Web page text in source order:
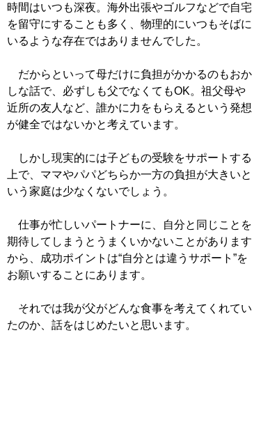
時間はいつも深夜。海外出張やゴルフなどで自宅
を留守にすることも多く、物理的にいつもそばに
いるような存在ではありませんでした。
だからといって母だけに負担がかかるのもおか
しな話で、必ずしも父でなくてもOK。祖父母や
近所の友人など、誰かに力をもらえるという発想
が健全ではないかと考えています。
しかし現実的には子どもの受験をサポートする
上で、ママやパパどちらか一方の負担が大きいと
いう家庭は少なくないでしょう。
仕事が忙しいパートナーに、自分と同じことを
期待してしまうとうまくいかないことがあります
から、成功ポイントは“自分とは違うサポート”を
お願いすることにあります。
それでは我が父がどんな食事を考えてくれてい
たのか、話をはじめたいと思います。